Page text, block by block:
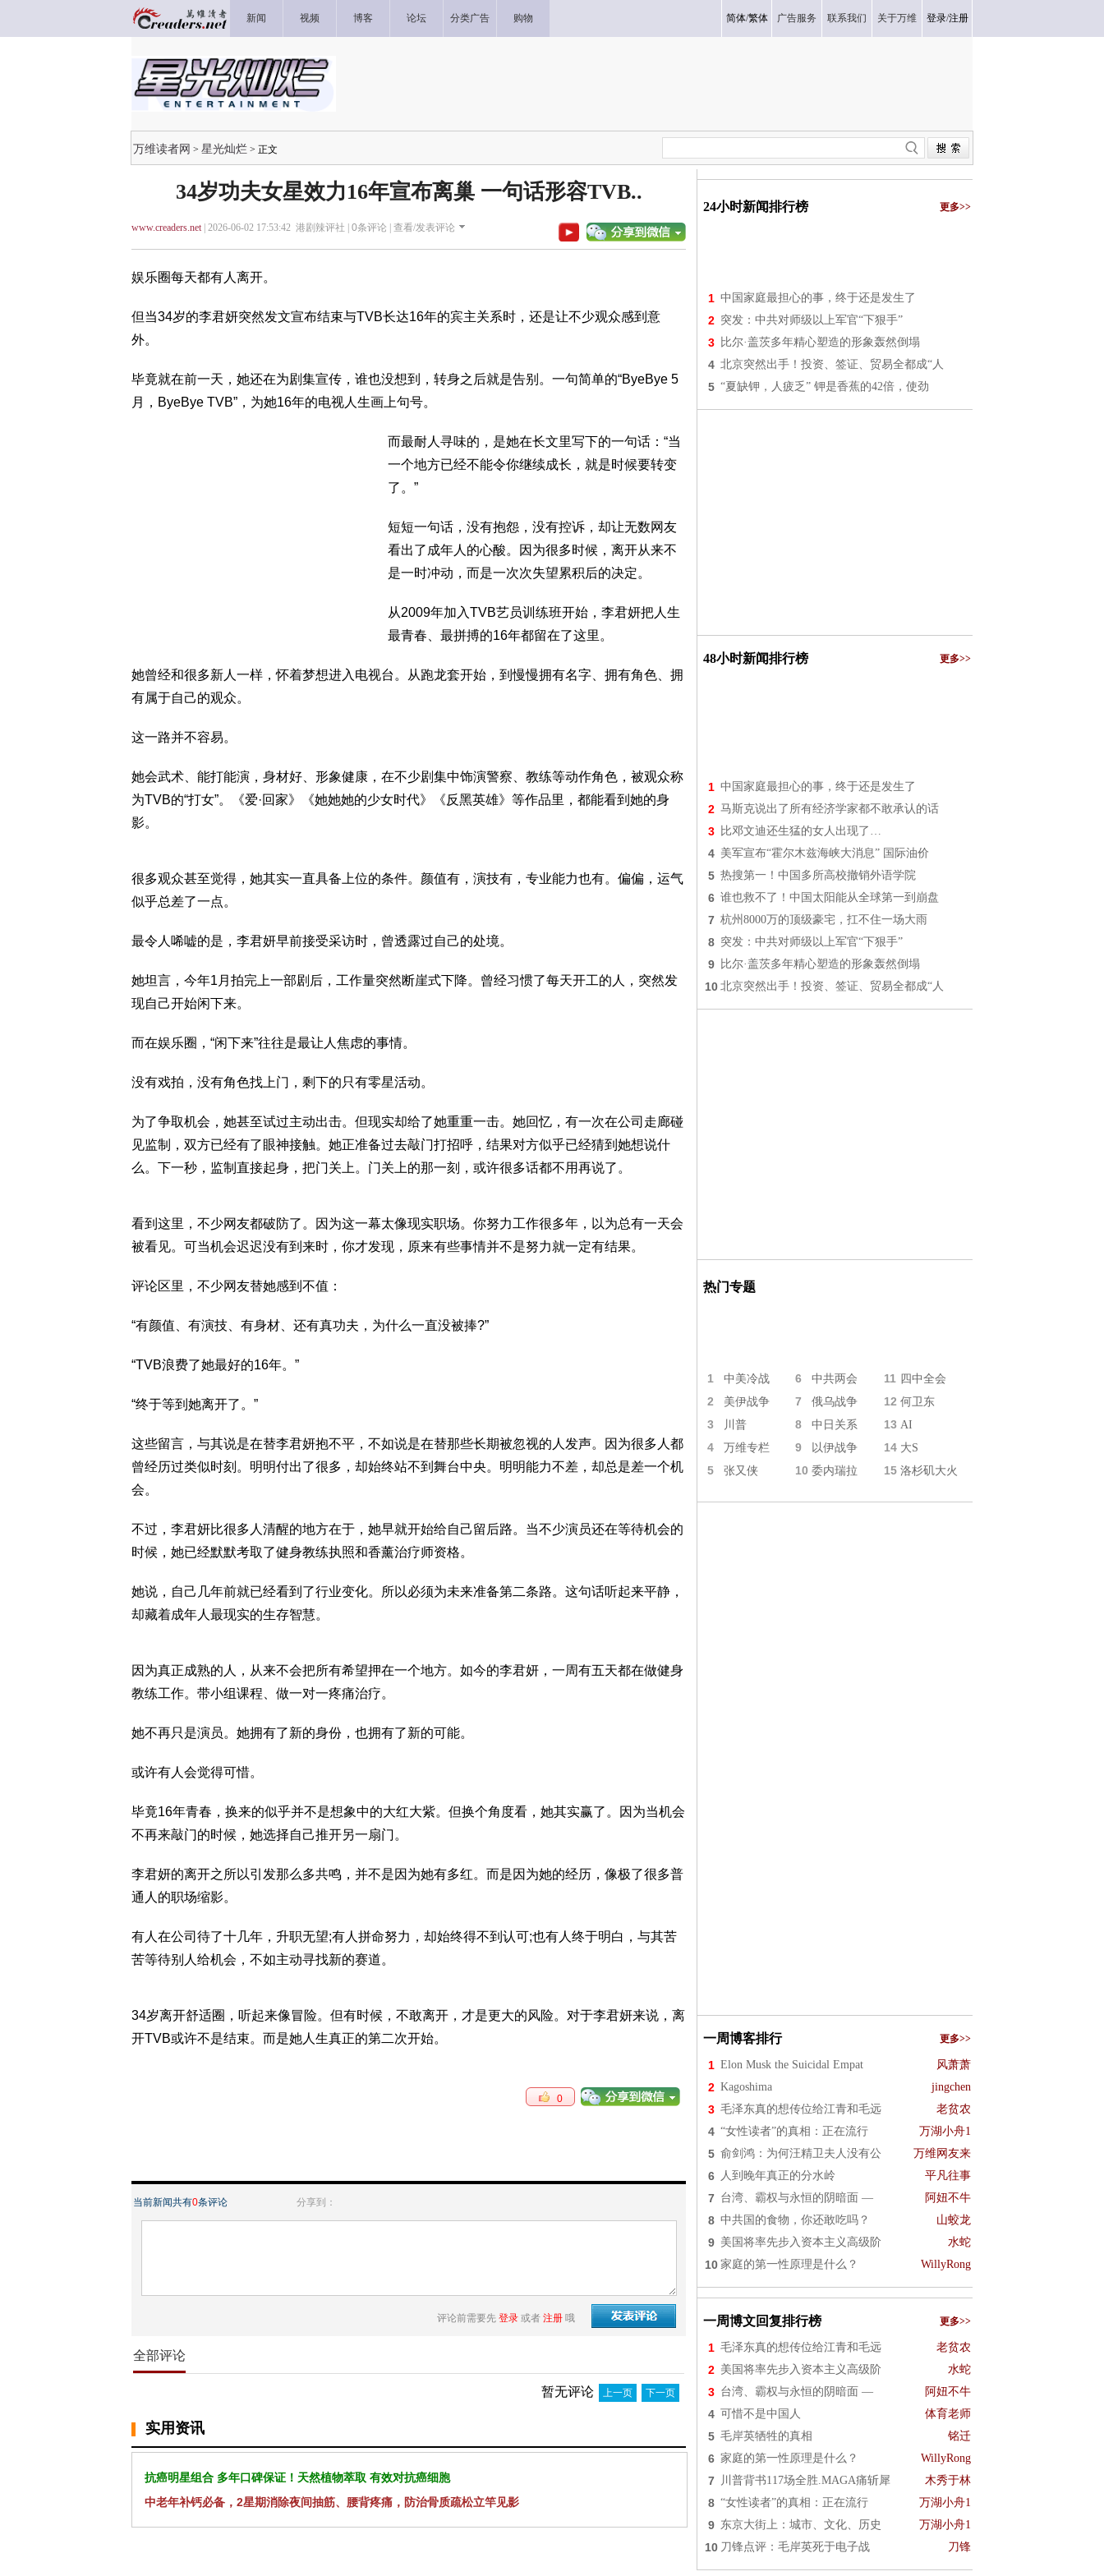
新闻 视频 博客 论坛 分类广告 购物 简体/繁体 广告服务 联系我们 关于万维 登录/注册
万维读者网 > 星光灿烂 > 正文
34岁功夫女星效力16年宣布离巢 一句话形容TVB..
www.creaders.net| 2026-06-02 17:53:42 港剧辣评社 | 0条评论 | 查看/发表评论
娱乐圈每天都有人离开。
但当34岁的李君妍突然发文宣布结束与TVB长达16年的宾主关系时，还是让不少观众感到意
外。
毕竟就在前一天，她还在为剧集宣传，谁也没想到，转身之后就是告别。一句简单的“ByeBye 5
月，ByeBye TVB”，为她16年的电视人生画上句号。
而最耐人寻味的，是她在长文里写下的一句话：“当
一个地方已经不能令你继续成长，就是时候要转变
了。”
短短一句话，没有抱怨，没有控诉，却让无数网友
看出了成年人的心酸。因为很多时候，离开从来不
是一时冲动，而是一次次失望累积后的决定。
从2009年加入TVB艺员训练班开始，李君妍把人生
最青春、最拼搏的16年都留在了这里。
她曾经和很多新人一样，怀着梦想进入电视台。从跑龙套开始，到慢慢拥有名字、拥有角色、拥
有属于自己的观众。
这一路并不容易。
她会武术、能打能演，身材好、形象健康，在不少剧集中饰演警察、教练等动作角色，被观众称
为TVB的“打女”。《爱·回家》《她她她的少女时代》《反黑英雄》等作品里，都能看到她的身
影。
很多观众甚至觉得，她其实一直具备上位的条件。颜值有，演技有，专业能力也有。偏偏，运气
似乎总差了一点。
最令人唏嘘的是，李君妍早前接受采访时，曾透露过自己的处境。
她坦言，今年1月拍完上一部剧后，工作量突然断崖式下降。曾经习惯了每天开工的人，突然发
现自己开始闲下来。
而在娱乐圈，“闲下来”往往是最让人焦虑的事情。
没有戏拍，没有角色找上门，剩下的只有零星活动。
为了争取机会，她甚至试过主动出击。但现实却给了她重重一击。她回忆，有一次在公司走廊碰
见监制，双方已经有了眼神接触。她正准备过去敲门打招呼，结果对方似乎已经猜到她想说什
么。下一秒，监制直接起身，把门关上。门关上的那一刻，或许很多话都不用再说了。
看到这里，不少网友都破防了。因为这一幕太像现实职场。你努力工作很多年，以为总有一天会
被看见。可当机会迟迟没有到来时，你才发现，原来有些事情并不是努力就一定有结果。
评论区里，不少网友替她感到不值：
“有颜值、有演技、有身材、还有真功夫，为什么一直没被捧?”
“TVB浪费了她最好的16年。”
“终于等到她离开了。”
这些留言，与其说是在替李君妍抱不平，不如说是在替那些长期被忽视的人发声。因为很多人都
曾经历过类似时刻。明明付出了很多，却始终站不到舞台中央。明明能力不差，却总是差一个机
会。
不过，李君妍比很多人清醒的地方在于，她早就开始给自己留后路。当不少演员还在等待机会的
时候，她已经默默考取了健身教练执照和香薰治疗师资格。
她说，自己几年前就已经看到了行业变化。所以必须为未来准备第二条路。这句话听起来平静，
却藏着成年人最现实的生存智慧。
因为真正成熟的人，从来不会把所有希望押在一个地方。如今的李君妍，一周有五天都在做健身
教练工作。带小组课程、做一对一疼痛治疗。
她不再只是演员。她拥有了新的身份，也拥有了新的可能。
或许有人会觉得可惜。
毕竟16年青春，换来的似乎并不是想象中的大红大紫。但换个角度看，她其实赢了。因为当机会
不再来敲门的时候，她选择自己推开另一扇门。
李君妍的离开之所以引发那么多共鸣，并不是因为她有多红。而是因为她的经历，像极了很多普
通人的职场缩影。
有人在公司待了十几年，升职无望;有人拼命努力，却始终得不到认可;也有人终于明白，与其苦
苦等待别人给机会，不如主动寻找新的赛道。
34岁离开舒适圈，听起来像冒险。但有时候，不敢离开，才是更大的风险。对于李君妍来说，离
开TVB或许不是结束。而是她人生真正的第二次开始。
0
当前新闻共有0条评论 分享到：
评论前需要先 登录 或者 注册 哦
全部评论
暂无评论 上一页 下一页
实用资讯
抗癌明星组合 多年口碑保证！天然植物萃取 有效对抗癌细胞
中老年补钙必备，2星期消除夜间抽筋、腰背疼痛，防治骨质疏松立竿见影
24小时新闻排行榜 更多>>
1 中国家庭最担心的事，终于还是发生了
2 突发：中共对师级以上军官“下狠手”
3 比尔·盖茨多年精心塑造的形象轰然倒塌
4 北京突然出手！投资、签证、贸易全都成“人
5 “夏缺钾，人疲乏” 钾是香蕉的42倍，使劲
48小时新闻排行榜 更多>>
1 中国家庭最担心的事，终于还是发生了
2 马斯克说出了所有经济学家都不敢承认的话
3 比邓文迪还生猛的女人出现了…
4 美军宣布“霍尔木兹海峡大消息” 国际油价
5 热搜第一！中国多所高校撤销外语学院
6 谁也救不了！中国太阳能从全球第一到崩盘
7 杭州8000万的顶级豪宅，扛不住一场大雨
8 突发：中共对师级以上军官“下狠手”
9 比尔·盖茨多年精心塑造的形象轰然倒塌
10 北京突然出手！投资、签证、贸易全都成“人
热门专题
1 中美冷战 6 中共两会 11 四中全会
2 美伊战争 7 俄乌战争 12 何卫东
3 川普 8 中日关系 13 AI
4 万维专栏 9 以伊战争 14 大S
5 张又侠 10 委内瑞拉 15 洛杉矶大火
一周博客排行 更多>>
1 Elon Musk the Suicidal Empat 风萧萧
2 Kagoshima jingchen
3 毛泽东真的想传位给江青和毛远 老贫农
4 “女性读者”的真相：正在流行 万湖小舟1
5 俞剑鸿：为何汪精卫夫人没有公 万维网友来
6 人到晚年真正的分水岭 平凡往事
7 台湾、霸权与永恒的阴暗面 — 阿妞不牛
8 中共国的食物，你还敢吃吗？ 山蛟龙
9 美国将率先步入资本主义高级阶 水蛇
10 家庭的第一性原理是什么？ WillyRong
一周博文回复排行榜 更多>>
1 毛泽东真的想传位给江青和毛远 老贫农
2 美国将率先步入资本主义高级阶 水蛇
3 台湾、霸权与永恒的阴暗面 — 阿妞不牛
4 可惜不是中国人 体育老师
5 毛岸英牺牲的真相 铭迁
6 家庭的第一性原理是什么？ WillyRong
7 川普背书117场全胜.MAGA痛斩犀 木秀于林
8 “女性读者”的真相：正在流行 万湖小舟1
9 东京大街上：城市、文化、历史 万湖小舟1
10 刀锋点评：毛岸英死于电子战 刀锋